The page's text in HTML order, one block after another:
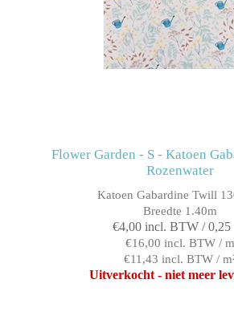
Flower Garden - S - Katoen
Rozenwater
Katoen Gabardine Twill
Breedte 1.40m
€4,00 incl. BTW / 0,25
€16,00 incl. BTW / m
€11,43 incl. BTW /
Uitverkocht - niet meer